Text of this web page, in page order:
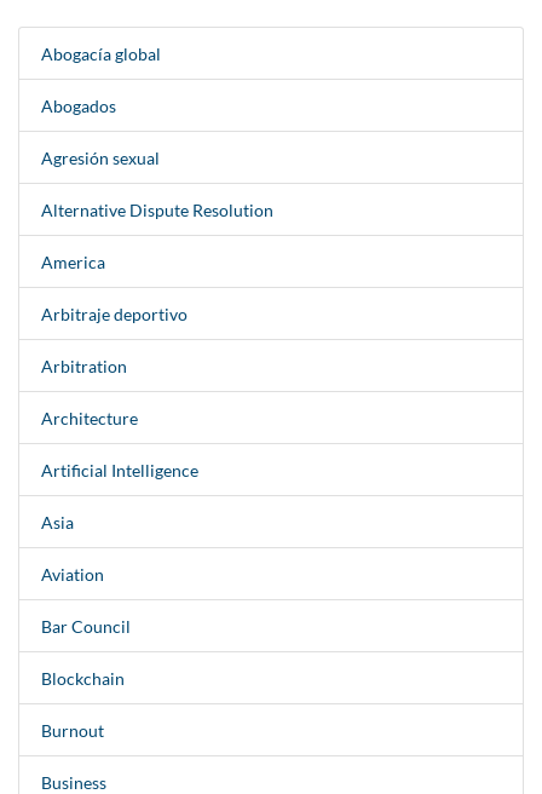
Abogacía global
Abogados
Agresión sexual
Alternative Dispute Resolution
America
Arbitraje deportivo
Arbitration
Architecture
Artificial Intelligence
Asia
Aviation
Bar Council
Blockchain
Burnout
Business